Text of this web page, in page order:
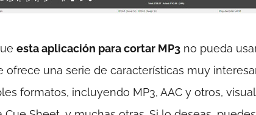
esta aplicación para cortar MP3 no pueda
ofrece una serie de características muy
formatos, incluyendo MP3, AAC y otros,